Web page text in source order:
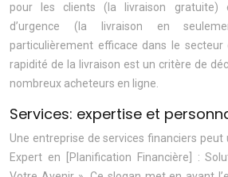
pour les clients (la livraison gratuite)
d’urgence (la livraison en
particulièrement efficace dans le secteur
rapidité de la livraison est un critère de
nombreux acheteurs en ligne.
Services: expertise et
Une entreprise de services financiers peut
Expert en [Planification Financière] :